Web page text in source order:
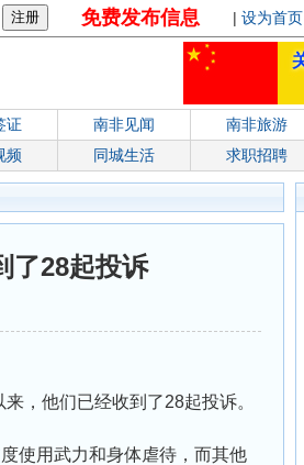
免费发布信息 | 设为首页
证 南非见闻 南非旅游
频 同城生活 求职招聘
了28起投诉
，他们已经收到了28起投诉。
使用武力和身体虐待，而其他